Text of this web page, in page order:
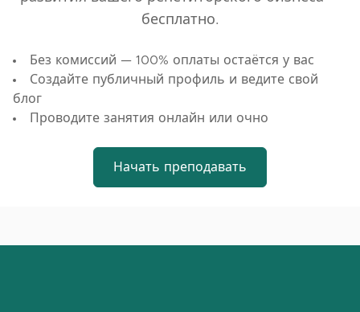
бесплатно.
Без комиссий — 100% оплаты остаётся у вас
Создайте публичный профиль и ведите свой
блог
Проводите занятия онлайн или очно
Начать преподавать